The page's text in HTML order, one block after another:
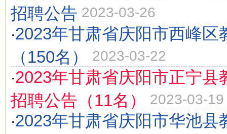
招聘公告 2023-03-26
·2023年甘肃省庆阳市西峰区
（150名）
2023-03-22
·2023年甘肃省庆阳市正宁县
招聘公告（11名）
2023-03-19
·2023年甘肃省庆阳市华池县